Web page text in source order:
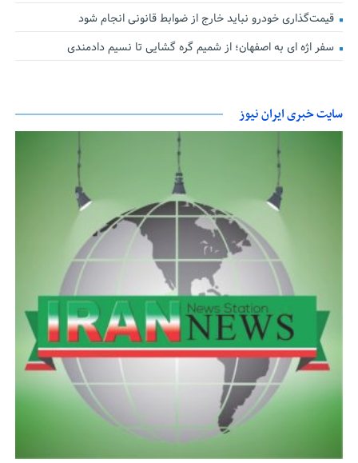
قیمت‌گذاری خودرو نباید خارج از ضوابط قانونی انجام شود
سفر اژه ای به اصفهان؛ از شمیم گره گشایی تا نسیم دادمندی
سایت خبری ایران نیوز